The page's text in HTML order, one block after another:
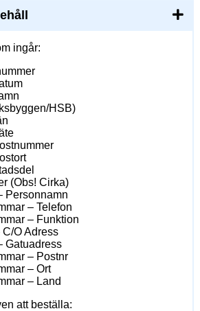
ingår:
HSB)
(Obs! Cirka)
Personnamn
– Telefon
– Funktion
O Adress
Gatuadress
– Postnr
– Ort
– Land
att beställa: